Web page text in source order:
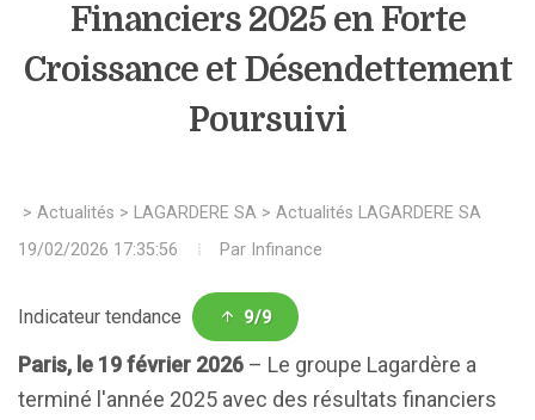
Financiers 2025 en Forte
Croissance et Désendettement
Poursuivi
> Actualités > LAGARDERE SA > Actualités LAGARDERE SA
19/02/2026 17:35:56
Par Infinance
Indicateur tendance 9/9
Paris, le 19 février 2026 – Le groupe Lagardère a
terminé l'année 2025 avec des résultats financiers